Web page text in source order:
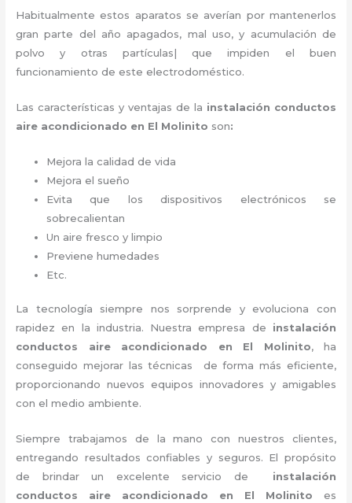
Habitualmente estos aparatos se averían por mantenerlos
gran parte del año apagados, mal uso, y acumulación de
polvo y otras partículas| que impiden el buen
funcionamiento de este electrodoméstico.
Las características y ventajas de la instalación conductos
aire acondicionado en El Molinito son:
Mejora la calidad de vida
Mejora el sueño
Evita que los dispositivos electrónicos se
sobrecalientan
Un aire fresco y limpio
Previene humedades
Etc.
La tecnología siempre nos sorprende y evoluciona con
rapidez en la industria. Nuestra empresa de instalación
conductos aire acondicionado
en El Molinito, ha
conseguido mejorar las técnicas de forma más eficiente,
proporcionando nuevos equipos innovadores y amigables
con el medio ambiente.
Siempre trabajamos de la mano con nuestros clientes,
entregando resultados confiables y seguros. El propósito
de brindar un excelente servicio de instalación
conductos aire acondicionado en El Molinito es